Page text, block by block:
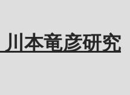
本竜彦研究